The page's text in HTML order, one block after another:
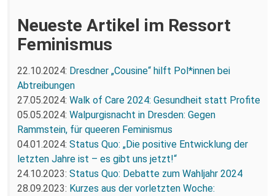
Neueste Artikel im Ressort
Feminismus
22.10.2024: Dresdner „Cousine“ hilft Pol*innen bei
Abtreibungen
27.05.2024: Walk of Care 2024: Gesundheit statt Profite
05.05.2024: Walpurgisnacht in Dresden: Gegen
Rammstein, für queeren Feminismus
04.01.2024: Status Quo: „Die positive Entwicklung der
letzten Jahre ist – es gibt uns jetzt!“
24.10.2023: Status Quo: Debatte zum Wahljahr 2024
28.09.2023: Kurzes aus der vorletzten Woche: